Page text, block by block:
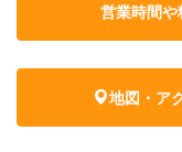
営業時間
地図・ア